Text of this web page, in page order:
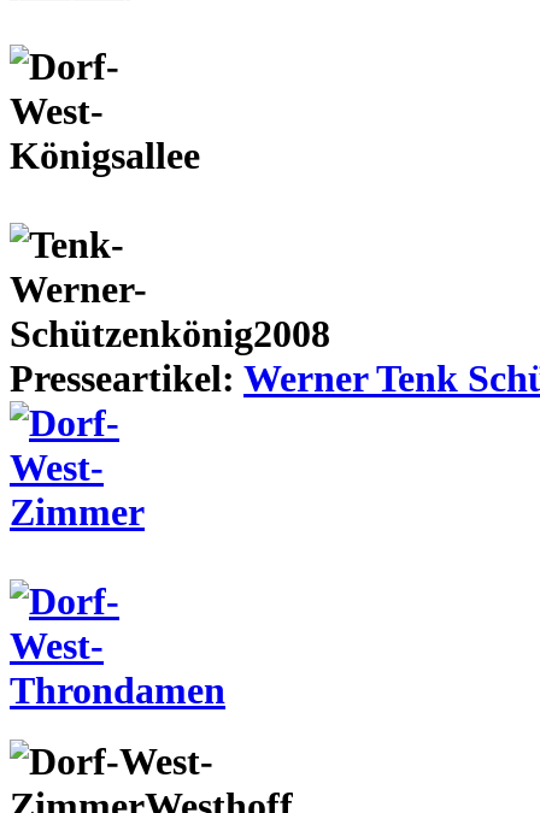
Presseartikel: Werner Tenk